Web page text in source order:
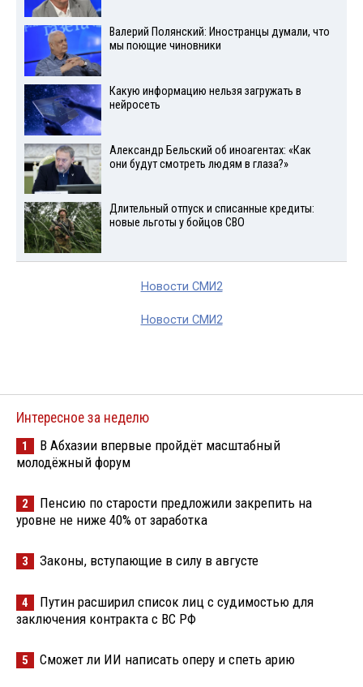
Валерий Полянский: Иностранцы думали, что
мы поющие чиновники
Какую информацию нельзя загружать в
нейросеть
Александр Бельский об иноагентах: «Как
они будут смотреть людям в глаза?»
Длительный отпуск и списанные кредиты:
новые льготы у бойцов СВО
Новости СМИ2
Новости СМИ2
Интересное за неделю
1
В Абхазии впервые пройдёт масштабный
молодёжный форум
2
Пенсию по старости предложили закрепить на
уровне не ниже 40% от заработка
3 Законы, вступающие в силу в августе
4
Путин расширил список лиц с судимостью для
заключения контракта с ВС РФ
5 Сможет ли ИИ написать оперу и спеть арию